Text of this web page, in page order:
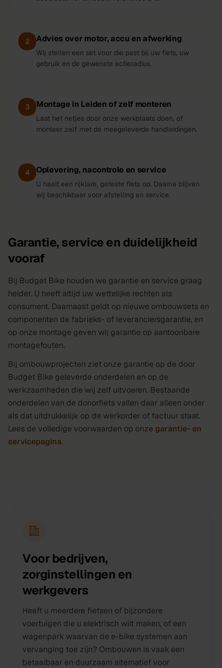
2 Advies over motor, accu en afwerking
Wij stellen een set voor die past bij uw fiets, uw
gebruik en de gewenste actieradius.
3 Montage in Leiden of zelf monteren
Laat het netjes door onze werkplaats doen, of
monteer zelf met de meegeleverde handleidingen.
4 Oplevering, nacontrole en service
U haalt een rijklare, geteste fiets op. Daarna blijven
wij beschikbaar voor afstelling en service.
Garantie, service en duidelijkheid
vooraf
Bij Budget Bike houden we garantie en service graag
helder. U heeft altijd uw wettelijke rechten als
consument. Daarnaast geldt op nieuwe ombouwsets en
componenten de fabrieks- of leveranciersgarantie, en
op onze montage geven wij garantie op aantoonbare
montagefouten.
Bij ombouwprojecten ziet onze garantie op de door
Budget Bike geleverde onderdelen en op de
werkzaamheden die wij zelf uitvoeren. Bestaande
onderdelen van de donorfiets vallen daar alleen onder
als dat uitdrukkelijk op de werkorder of factuur staat.
Lees de volledige voorwaarden op onze garantie- en
servicepagina.
Voor bedrijven,
zorginstellingen en
werkgevers
Heeft u meerdere fietsen of bijzondere
voertuigen die u elektrisch wilt maken, of een
wagenpark waarvan de e-bike systemen aan
vervanging toe zijn? Ombouwen is vaak een
betaalbaar en duurzaam alternatief voor